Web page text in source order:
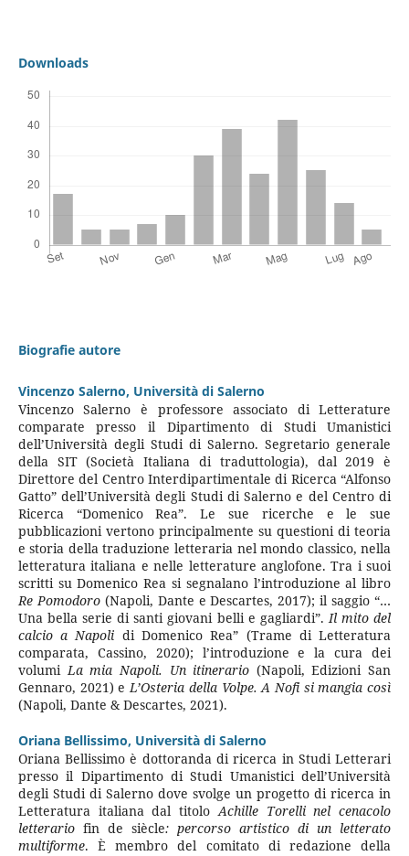
Downloads
Biografie autore
Vincenzo Salerno, Università di Salerno
Vincenzo Salerno è professore associato di Letterature
comparate presso il Dipartimento di Studi Umanistici
dell’Università degli Studi di Salerno. Segretario generale
della SIT (Società Italiana di traduttologia), dal 2019 è
Direttore del Centro Interdipartimentale di Ricerca “Alfonso
Gatto” dell’Università degli Studi di Salerno e del Centro di
Ricerca “Domenico Rea”. Le sue ricerche e le sue
pubblicazioni vertono principalmente su questioni di teoria
e storia della traduzione letteraria nel mondo classico, nella
letteratura italiana e nelle letterature anglofone. Tra i suoi
scritti su Domenico Rea si segnalano l’introduzione al libro
Re Pomodoro(Napoli, Dante e Descartes, 2017); il saggio “…
Una bella serie di santi giovani belli e gagliardi”. Il mito del
calcio a Napoli di Domenico Rea” (Trame di Letteratura
comparata, Cassino, 2020); l’introduzione e la cura dei
volumi La mia Napoli. Un itinerario (Napoli, Edizioni San
Gennaro, 2021) e L’Osteria della Volpe. A Nofi si mangia così
(Napoli, Dante & Descartes, 2021).
Oriana Bellissimo, Università di Salerno
Oriana Bellissimo è dottoranda di ricerca in Studi Letterari
presso il Dipartimento di Studi Umanistici dell’Università
degli Studi di Salerno dove svolge un progetto di ricerca in
Letteratura italiana dal titolo Achille Torelli nel cenacolo
letterario fin de siècle: percorso artistico di un letterato
multiforme. È membro del comitato di redazione della